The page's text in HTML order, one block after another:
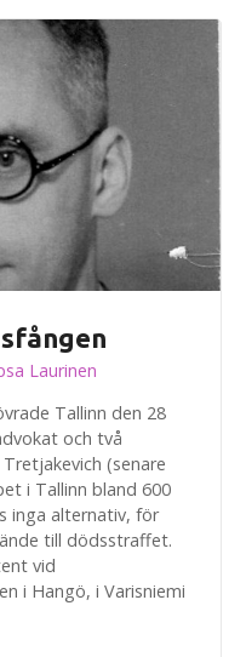
Laurinen
Tallinn den 28
och två
(senare
i Tallinn bland 600
inga alternativ, för
till dödsstraffet.
vid
i Hangö, i Varisniemi